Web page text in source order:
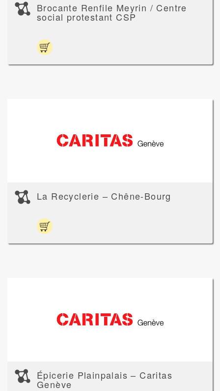
Brocante Renfile Meyrin / Centre
social protestant CSP
La Recyclerie – Chêne-Bourg
Épicerie Plainpalais – Caritas
Genève